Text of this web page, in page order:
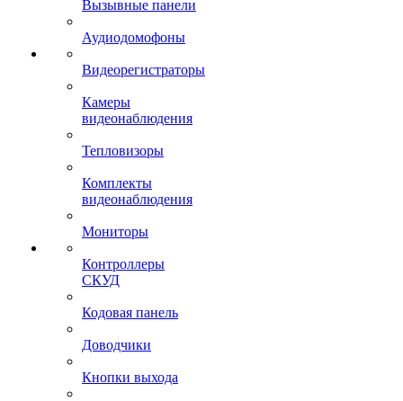
Вызывные панели
Аудиодомофоны
Видеорегистраторы
Камеры
видеонаблюдения
Тепловизоры
Комплекты
видеонаблюдения
Мониторы
Контроллеры
СКУД
Кодовая панель
Доводчики
Кнопки выхода